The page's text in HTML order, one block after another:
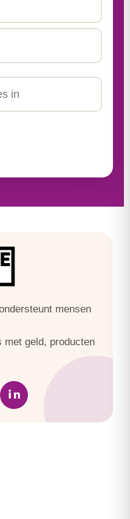
mensen
met geld, producten